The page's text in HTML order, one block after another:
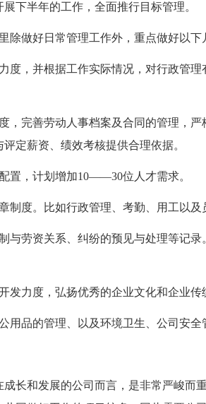
下半年的工作，全面推行目标管理。
除做好日常管理工作外，重点做好以下
度，并根据工作实际情况，对行政管
，完善劳动人事档案及合同的管理，
定薪资、绩效考核提供合理依据。
置，计划增加10——30位人才需求。
制度。比如行政管理、考勤、用工以及
与劳资关系、纠纷的预见与处理等记
发力度，弘扬优秀的企业文化和企业传
用品的管理、以及环境卫生、公司安全
长和发展的公司而言，是非常严峻而